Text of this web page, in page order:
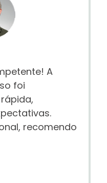
A
foi
recomendo